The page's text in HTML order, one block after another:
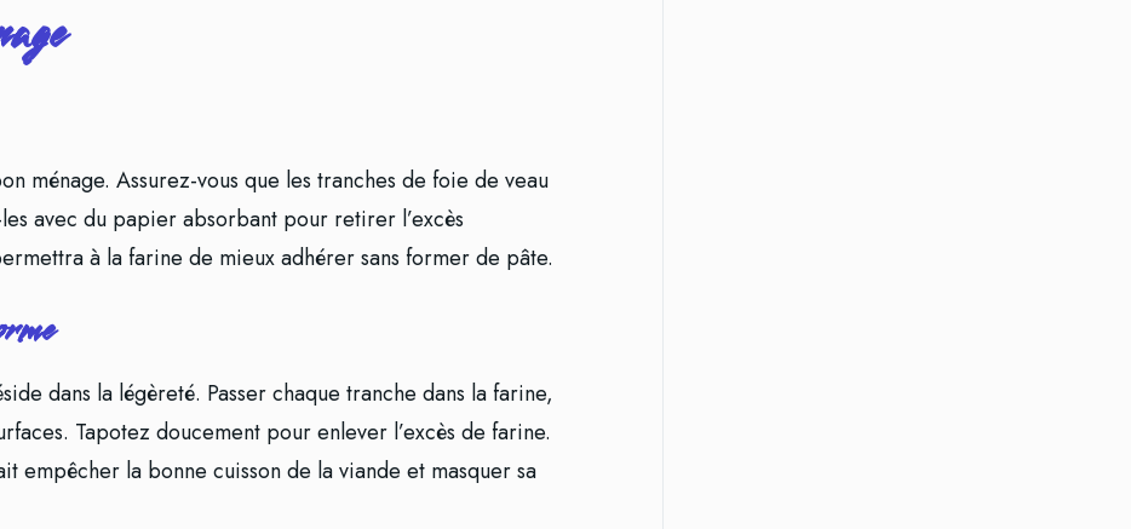
ménage. Assurez-vous que les tranches de foie de veau
avec du papier absorbant pour retirer l’excès
à la farine de mieux adhérer sans former de pâte.
dans la légèreté. Passer chaque tranche dans la farine,
Tapotez doucement pour enlever l’excès de farine.
empêcher la bonne cuisson de la viande et masquer sa